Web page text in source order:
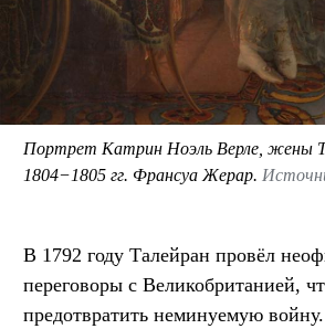
Портрет Катрин Ноэль Верле, жены
1804−1805 гг. Франсуа Жерар.
В 1792 году Талейран провёл
переговоры с Великобританией,
предотвратить неминуемую